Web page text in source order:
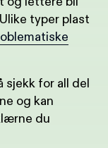
typer plast
sjekk for all del
og kan
du